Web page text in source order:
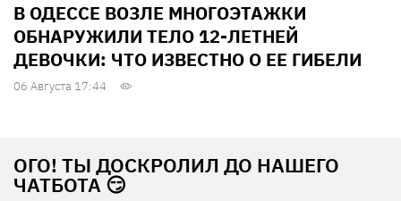
В ОДЕССЕ ВОЗЛЕ МНОГОЭТАЖКИ
ОБНАРУЖИЛИ ТЕЛО 12-ЛЕТНЕЙ
ДЕВОЧКИ: ЧТО ИЗВЕСТНО О ЕЕ ГИБЕЛИ
06 Августа 17:44
ОГО! ТЫ ДОСКРОЛИЛ ДО НАШЕГО
ЧАТБОТА 😏